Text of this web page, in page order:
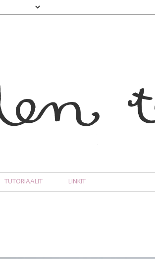
TUTORIAALIT LINKIT